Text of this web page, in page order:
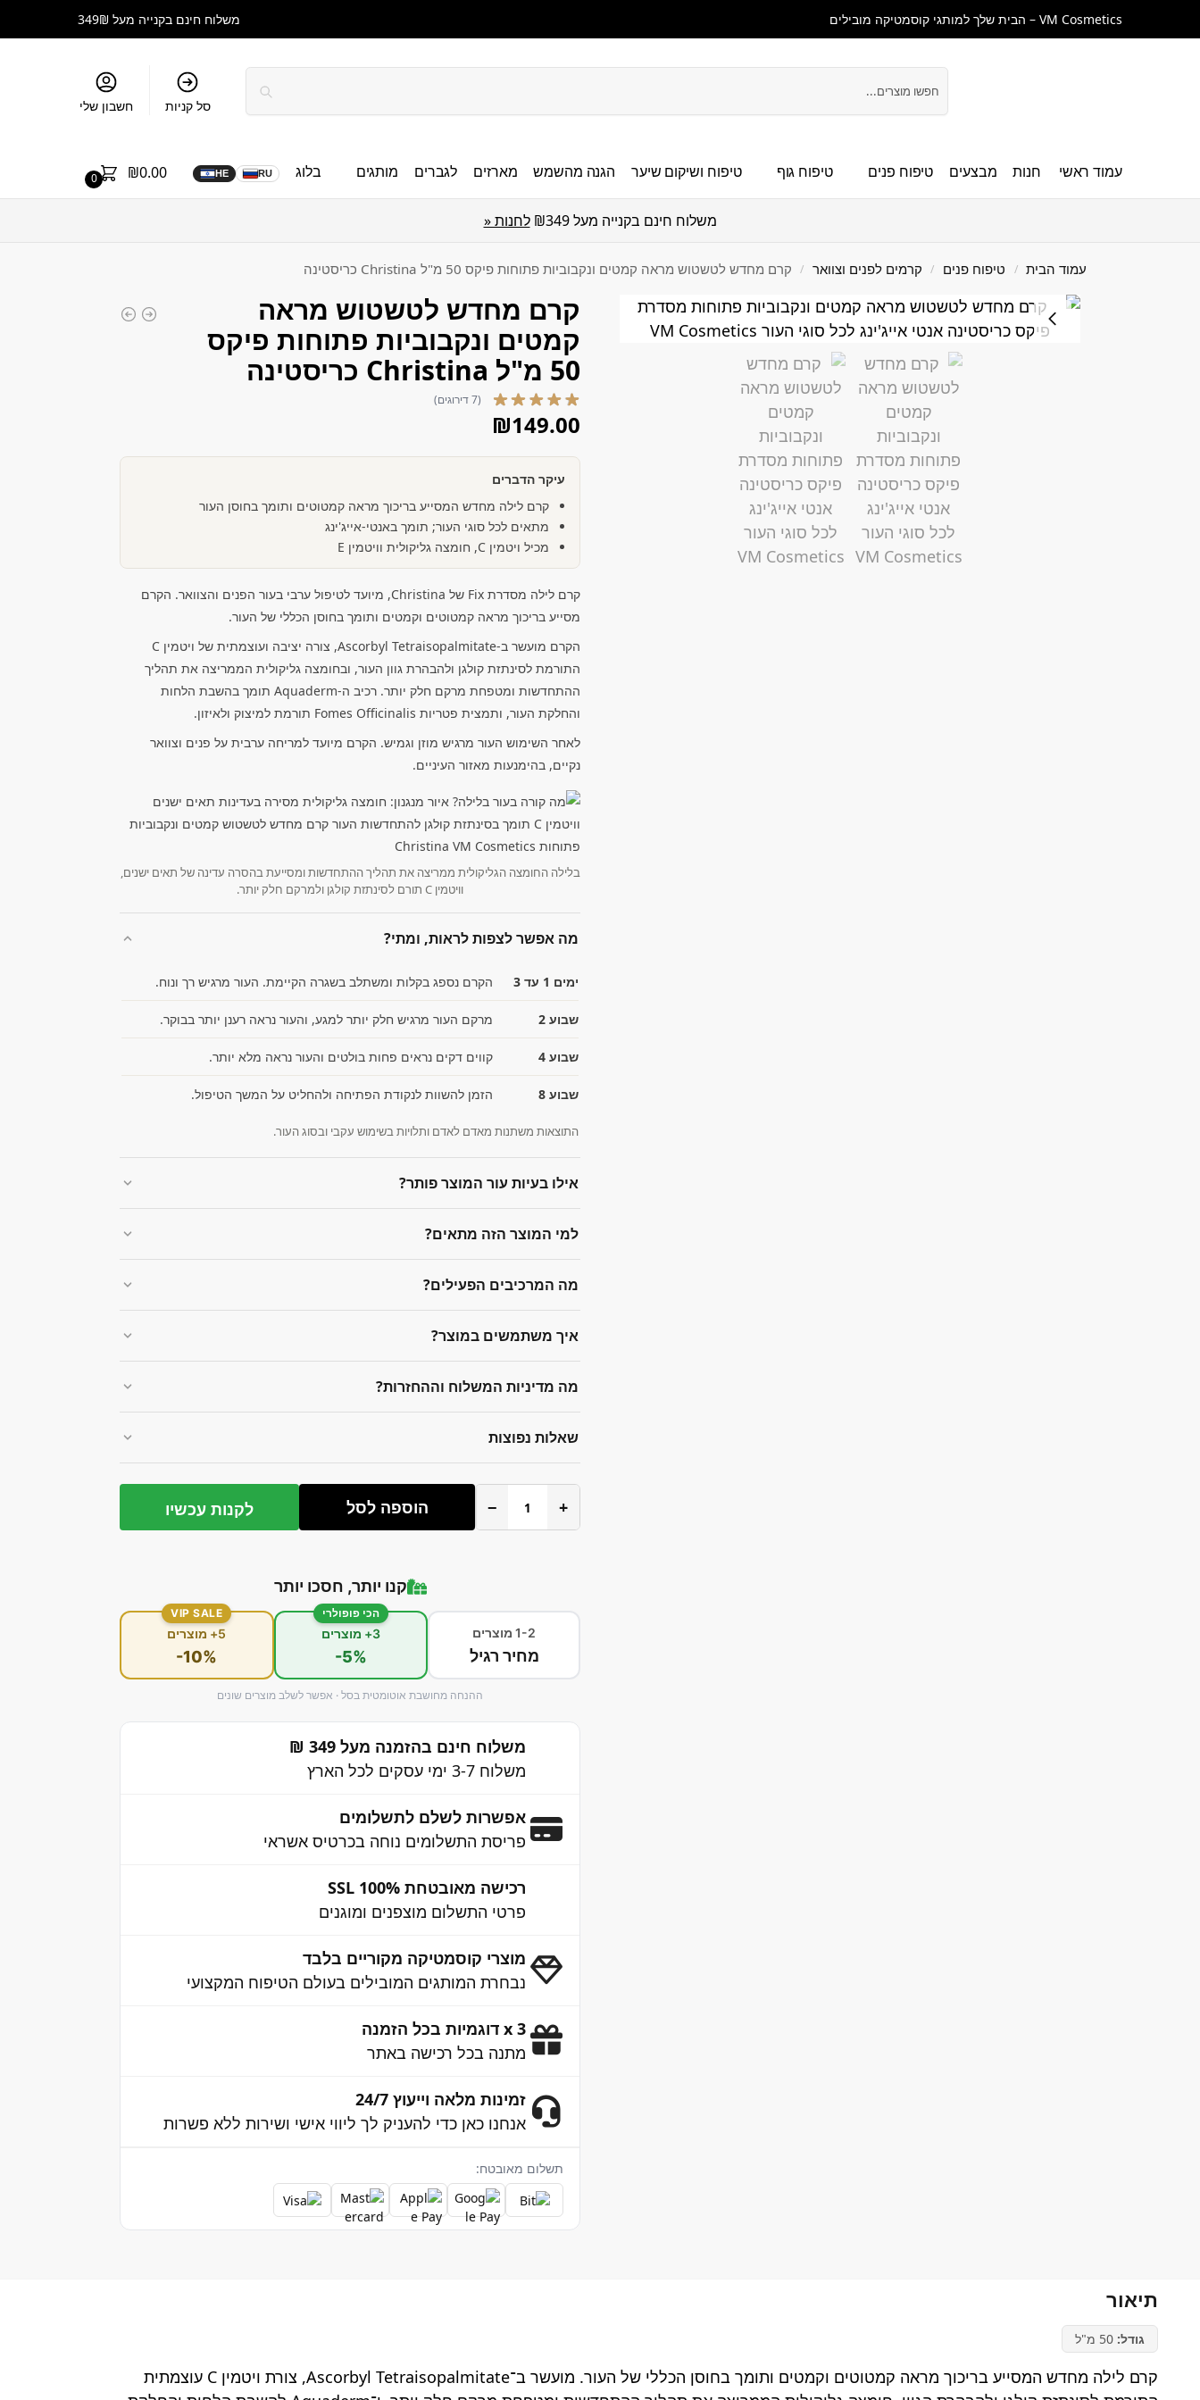
VM Cosmetics – הבית שלך למותגי קוסמטיקה מובילים משלוח חינם בקנייה מעל 349₪
סל קניות חשבון שלי
עמוד ראשי חנות מבצעים טיפוח פנים טיפוח גוף טיפוח ושיקום שיער הגנה מהשמש מארזים לגברים מותגים בלוג HE RU
₪0.00
0
משלוח חינם בקנייה מעל ₪349 לחנות «
עמוד הבית / טיפוח פנים / קרמים לפנים וצוואר / קרם מחדש לטשטוש מראה קמטים ונקבוביות פתוחות פיקס 50 מ"ל Christina כריסטינה
קרם מחדש לטשטוש מראה
קמטים ונקבוביות פתוחות פיקס
50 מ"ל Christina כריסטינה
(7 דירוגים)
₪149.00
עיקר הדברים
קרם לילה מחדש המסייע בריכוך מראה קמטוטים ותומך בחוסן העור
מתאים לכל סוגי העור; תומך באנטי-אייג'ינג
מכיל ויטמין C, חומצה גליקולית וויטמין E
קרם לילה מסדרת Fix של Christina, מיועד לטיפול ערבי בעור הפנים והצוואר. הקרם
מסייע בריכוך מראה קמטוטים וקמטים ותומך בחוסן הכללי של העור.
הקרם מועשר ב-Ascorbyl Tetraisopalmitate, צורה יציבה ועוצמתית של ויטמין C
התורמת לסינתזת קולגן ולהבהרת גוון העור, ובחומצה גליקולית הממריצה את תהליך
ההתחדשות ומטפחת מרקם חלק יותר. רכיב ה-Aquaderm תומך בהשבת הלחות
והחלקת העור, ותמצית פטריות Fomes Officinalis תורמת למיצוק ולאיזון.
לאחר השימוש העור מרגיש מוזן וגמיש. הקרם מיועד למריחה ערבית על פנים וצוואר
נקיים, בהימנעות מאזור העיניים.
בלילה החומצה הגליקולית ממריצה את תהליך ההתחדשות ומסייעת בהסרה עדינה של תאים ישנים,
וויטמין C תורם לסינתזת קולגן ולמרקם חלק יותר.
מה אפשר לצפות לראות, ומתי?
ימים 1 עד 3 הקרם נספג בקלות ומשתלב בשגרה הקיימת. העור מרגיש רך ונוח.
שבוע 2 מרקם העור מרגיש חלק יותר למגע, והעור נראה רענן יותר בבוקר.
שבוע 4 קווים דקים נראים פחות בולטים והעור נראה מלא יותר.
שבוע 8 הזמן להשוות לנקודת הפתיחה ולהחליט על המשך הטיפול.
התוצאות משתנות מאדם לאדם ותלויות בשימוש עקבי ובסוג העור.
אילו בעיות עור המוצר פותר?
למי המוצר הזה מתאים?
מה המרכיבים הפעילים?
איך משתמשים במוצר?
מה מדיניות המשלוח וההחזרות?
שאלות נפוצות
+
− הוספה לסל לקנות עכשיו
קנו יותר, חסכו יותר
1-2 מוצרים
מחיר רגיל
הכי פופולרי
3+ מוצרים
-5%
VIP SALE
5+ מוצרים
-10%
ההנחה מחושבת אוטומטית בסל · אפשר לשלב מוצרים שונים
משלוח חינם בהזמנה מעל 349 ₪
משלוח 3-7 ימי עסקים לכל הארץ
אפשרות לשלם לתשלומים
פריסת התשלומים נוחה בכרטיס אשראי
רכישה מאובטחת 100% SSL
פרטי התשלום מוצפנים ומוגנים
מוצרי קוסמטיקה מקוריים בלבד
נבחרת המותגים המובילים בעולם הטיפוח המקצועי
3 x דוגמיות בכל הזמנה
מתנה בכל רכישה באתר
זמינות מלאה וייעוץ 24/7
אנחנו כאן כדי להעניק לך ליווי אישי ושירות ללא פשרות
תשלום מאובטח:
תיאור
גודל: 50 מ"ל
קרם לילה מחדש המסייע בריכוך מראה קמטוטים וקמטים ותומך בחוסן הכללי של העור. מועשר ב־Ascorbyl Tetraisopalmitate, צורת ויטמין C עוצמתית